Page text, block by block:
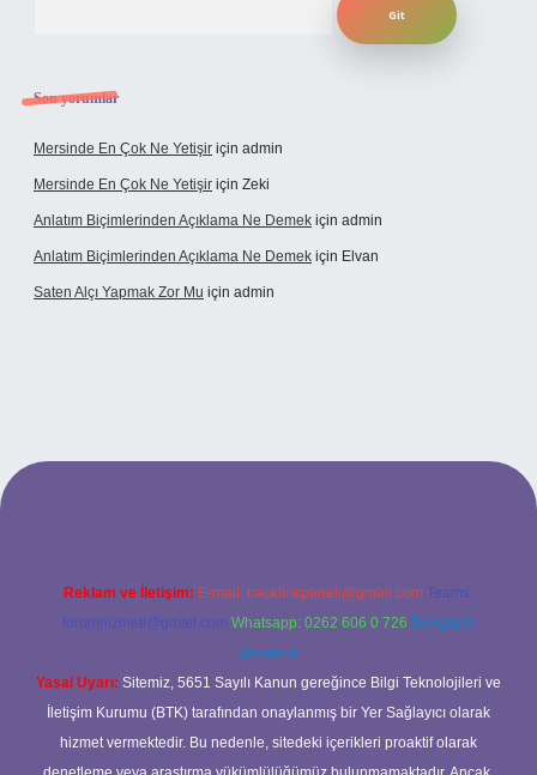
Son yorumlar
Mersinde En Çok Ne Yetişir için admin
Mersinde En Çok Ne Yetişir için Zeki
Anlatım Biçimlerinden Açıklama Ne Demek için admin
Anlatım Biçimlerinden Açıklama Ne Demek için Elvan
Saten Alçı Yapmak Zor Mu için admin
Reklam ve İletişim: E-mail: backlinkpaneli@gmail.com Teams:
forumhizmeti@gmail.com Whatsapp: 0262 606 0 726 Telegram:
@karabul
Yasal Uyarı: Sitemiz, 5651 Sayılı Kanun gereğince Bilgi Teknolojileri ve
İletişim Kurumu (BTK) tarafından onaylanmış bir Yer Sağlayıcı olarak
hizmet vermektedir. Bu nedenle, sitedeki içerikleri proaktif olarak